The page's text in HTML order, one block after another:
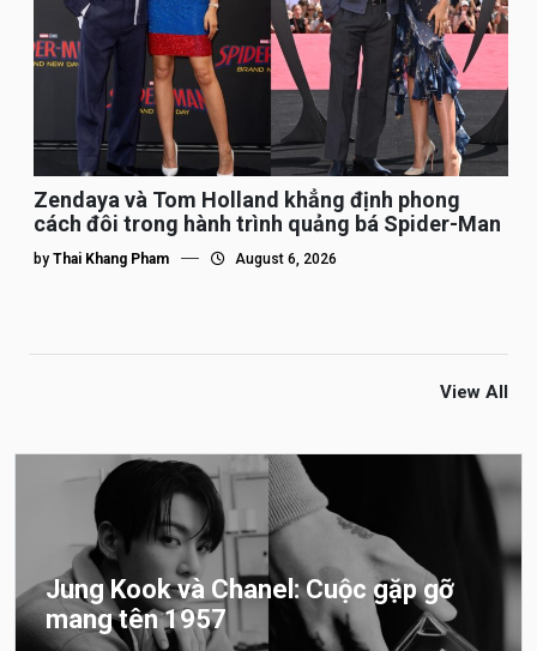
Zendaya và Tom Holland khẳng định phong
cách đôi trong hành trình quảng bá Spider-Man
by Thai Khang Pham August 6, 2026
View All
Jung Kook và Chanel: Cuộc gặp gỡ
mang tên 1957